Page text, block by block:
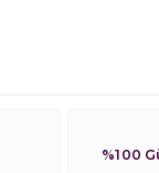
%100